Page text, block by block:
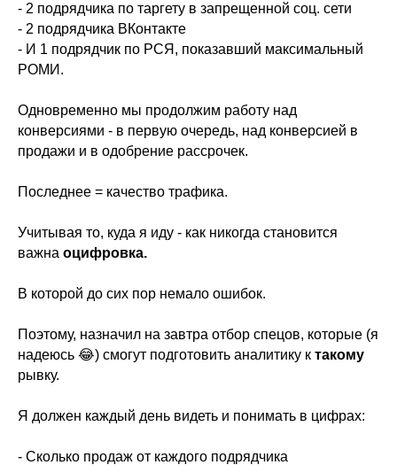
- ⁠2 подрядчика по таргету в запрещенной соц. сети
- ⁠2 подрядчика ВКонтакте
- ⁠И 1 подрядчик по РСЯ, показавший максимальный
РОМИ.
Одновременно мы продолжим работу над
конверсиями - в первую очередь, над конверсией в
продажи и в одобрение рассрочек.
Последнее = качество трафика.
Учитывая то, куда я иду - как никогда становится
важна оцифровка.
В которой до сих пор немало ошибок.
Поэтому, назначил на завтра отбор спецов, которые (я
надеюсь 😂) смогут подготовить аналитику к такому
рывку.
Я должен каждый день видеть и понимать в цифрах:
- Сколько продаж от каждого подрядчика